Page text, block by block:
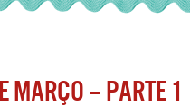
MARÇO – PARTE 1